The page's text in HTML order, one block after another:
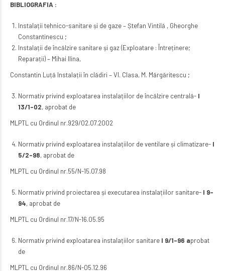
BIBLIOGRAFIA :
Instalații tehnico-sanitare și de gaze – Ștefan Vintilă , Gheorghe
Constantinescu ;
Instalații de încălzire sanitare și gaz (Exploatare : Întreținere;
Reparații) – Mihai Ilina,
Constantin Luță Instalații în clădiri – Vl. Clasa, M. Mărgăritescu ;
Normativ privind exploatarea instalațiilor de încălzire centrală- I
13/1-02, aprobat de
MLPTL cu Ordinul nr.929/02.07.2002
Normativ privind exploatarea instalațiilor de ventilare și climatizare- I
5/2-98, aprobat de
MLPTL cu Ordinul nr.55/N-15.07.98
Normativ privind proiectarea și executarea instalațiilor sanitare- I 9-
94, aprobat de
MLPTL cu Ordinul nr.17/N-16.05.95
Normativ privind exploatarea instalațiilor sanitare I 9/1-96 aprobat
de
MLPTL cu Ordinul nr.86/N-05.12.96